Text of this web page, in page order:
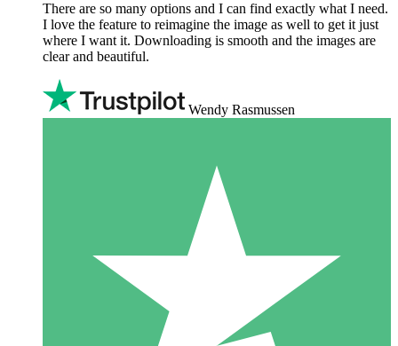
There are so many options and I can find exactly what I need.
I love the feature to reimagine the image as well to get it just
where I want it. Downloading is smooth and the images are
clear and beautiful.
Wendy Rasmussen